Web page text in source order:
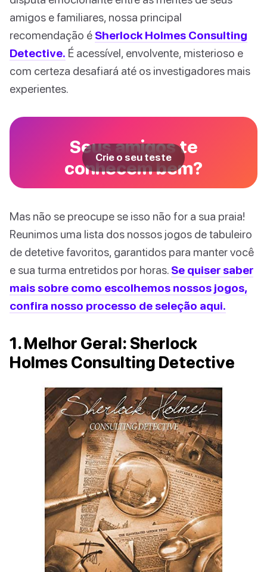
amigos e familiares, nossa principal
recomendação é Sherlock Holmes Consulting
Detective. É acessível, envolvente, misterioso e
com certeza desafiará até os investigadores mais
experientes.
Seus amigos te
conhecem bem?
Crie o seu teste
Mas não se preocupe se isso não for a sua praia!
Reunimos uma lista dos nossos jogos de tabuleiro
de detetive favoritos, garantidos para manter você
e sua turma entretidos por horas. Se quiser saber
mais sobre como escolhemos nossos jogos,
confira nosso processo de seleção aqui.
1. Melhor Geral: Sherlock
Holmes Consulting Detective